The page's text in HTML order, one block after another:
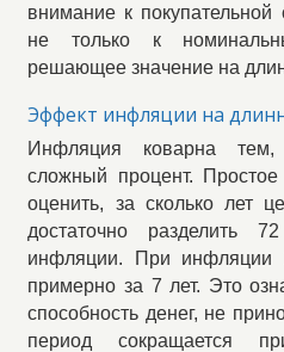
внимание к покупательной
не только к
решающее значение на
Эффект инфляции на
Инфляция коварна тем,
сложный процент.
оценить, за сколько лет
достаточно разделить
инфляции. При инфляции
примерно за 7 лет. Это
способность денег, не
период сокращается